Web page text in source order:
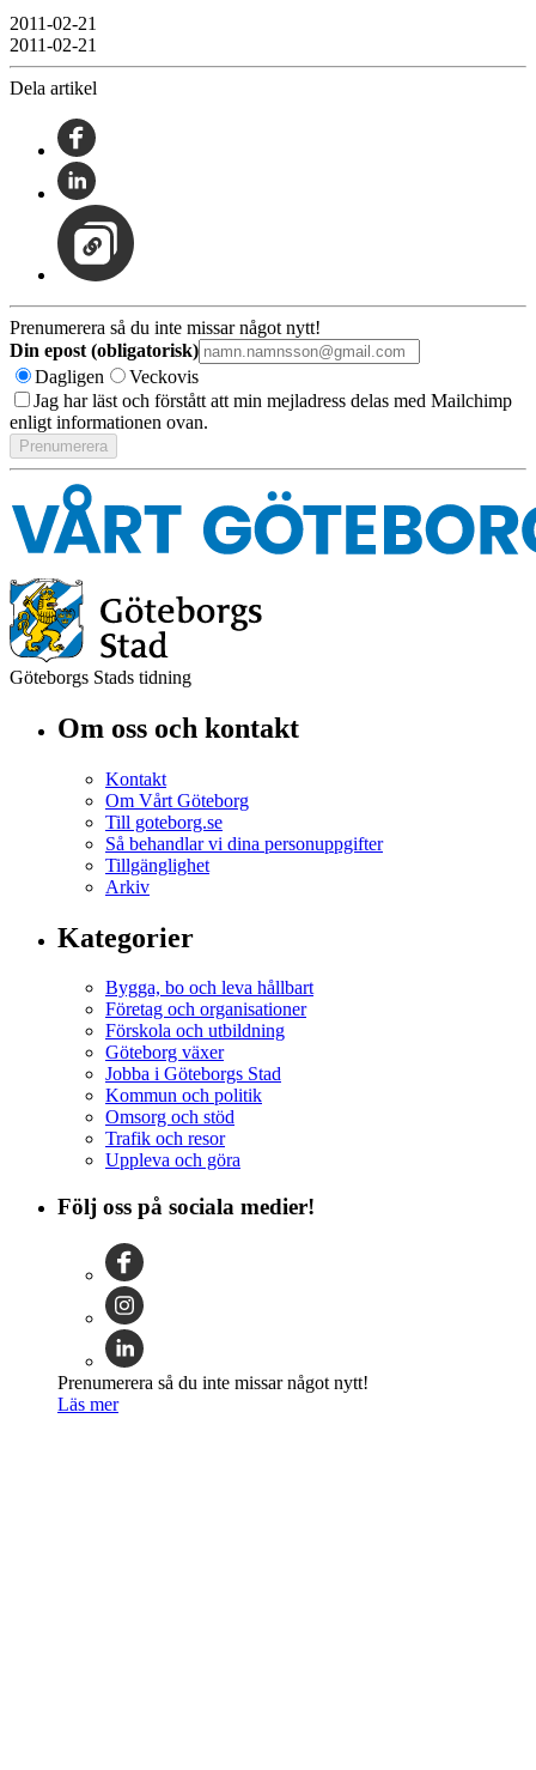
2011-02-21
2011-02-21
Dela artikel
Prenumerera så du inte missar något nytt!
Din epost (obligatorisk)
Dagligen
Veckovis
Jag har läst och förstått att min mejladress delas med Mailchimp
enligt informationen ovan.
Göteborgs Stads tidning
Om oss och kontakt
Kontakt
Om Vårt Göteborg
Till goteborg.se
Så behandlar vi dina personuppgifter
Tillgänglighet
Arkiv
Kategorier
Bygga, bo och leva hållbart
Företag och organisationer
Förskola och utbildning
Göteborg växer
Jobba i Göteborgs Stad
Kommun och politik
Omsorg och stöd
Trafik och resor
Uppleva och göra
Följ oss på sociala medier!
Prenumerera så du inte missar något nytt!
Läs mer